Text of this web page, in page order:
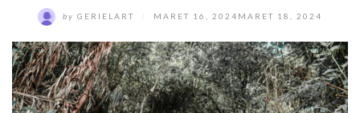
by GERIELART MARET 16, 2024 MARET 18, 2024
INFO GAMES
MOVIES REVIEW